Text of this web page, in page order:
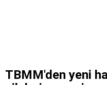
TBMM'den yeni